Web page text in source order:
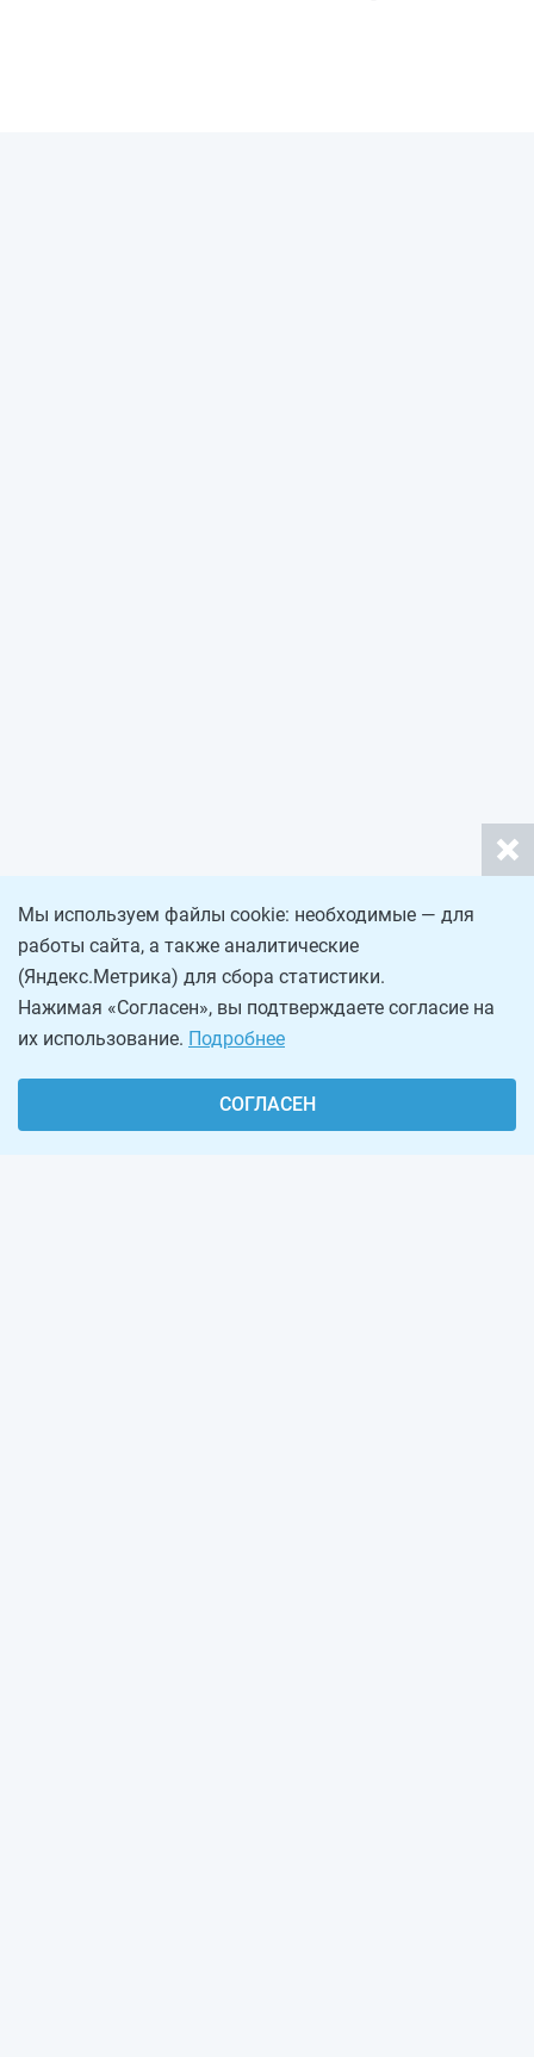
Мы используем файлы cookie: необходимые — для
работы сайта, а также аналитические
(Яндекс.Метрика) для сбора статистики.
Нажимая «Согласен», вы подтверждаете согласие на
их использование. Подробнее
СОГЛАСЕН